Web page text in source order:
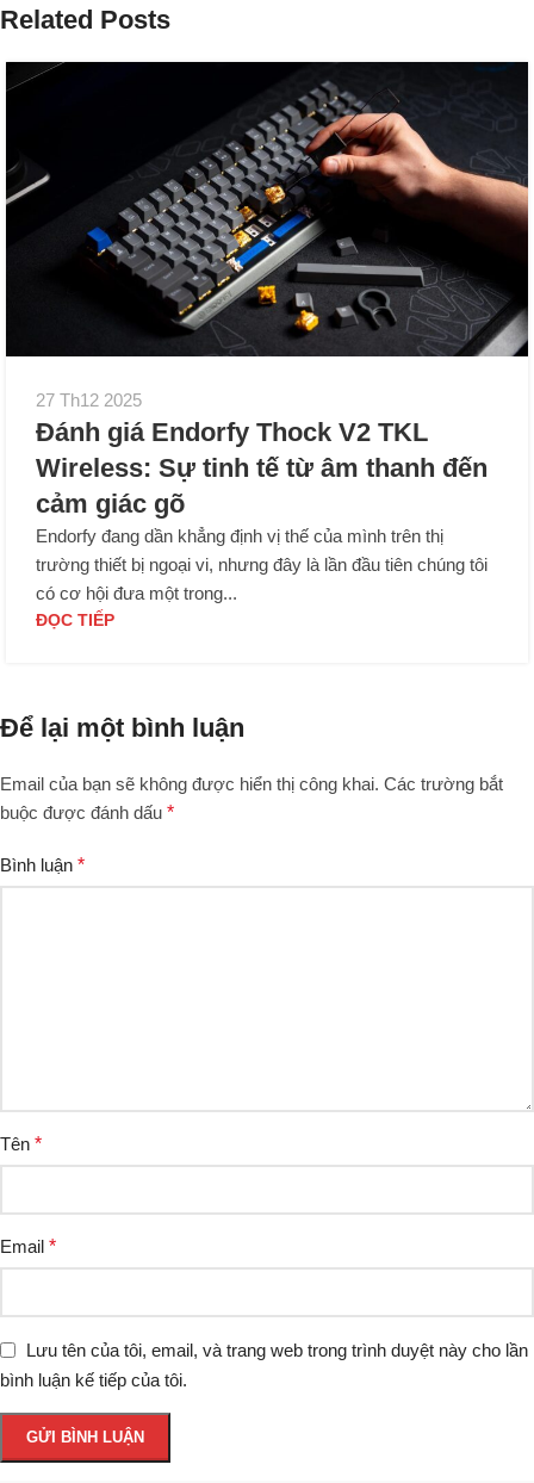
Related Posts
27 Th12 2025
Đánh giá Endorfy Thock V2 TKL
Wireless: Sự tinh tế từ âm thanh đến
cảm giác gõ
Endorfy đang dần khẳng định vị thế của mình trên thị
trường thiết bị ngoại vi, nhưng đây là lần đầu tiên chúng tôi
có cơ hội đưa một trong...
ĐỌC TIẾP
Để lại một bình luận
Email của bạn sẽ không được hiển thị công khai. Các trường bắt
buộc được đánh dấu *
Bình luận *
Tên *
Email *
Lưu tên của tôi, email, và trang web trong trình duyệt này cho lần
bình luận kế tiếp của tôi.